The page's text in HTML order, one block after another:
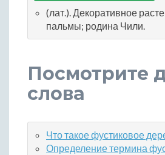
(лат.). Декоративное
пальмы; родина Чили.
Посмотрите
слова
Что такое фустиковое
Определение термина